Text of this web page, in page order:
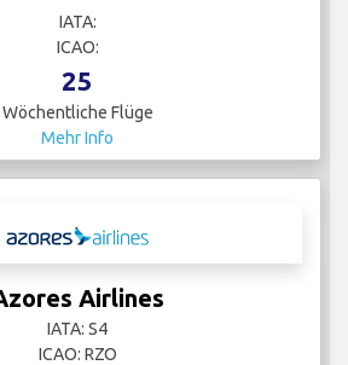
IATA:
ICAO:
25
Wöchentliche Flüge
Mehr Info
Airlines
IATA: S4
ICAO: RZO